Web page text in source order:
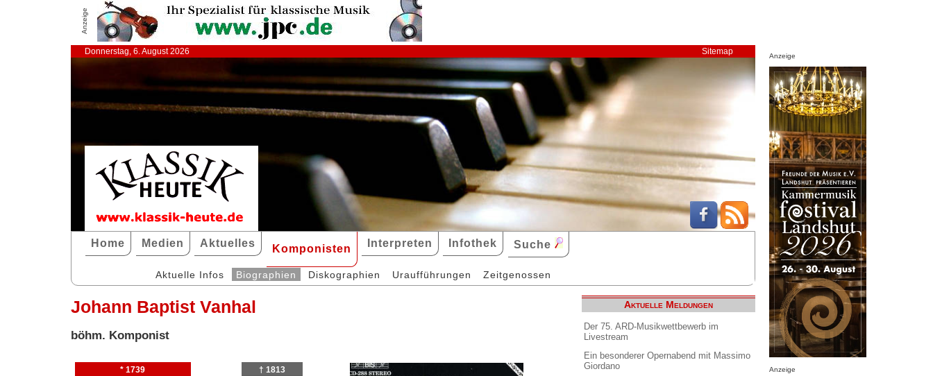
Anzeige
Donnerstag, 6. August 2026 Sitemap
Home Medien Aktuelles Komponisten Interpreten Infothek Suche
Aktuelle Infos Biographien Diskographien Uraufführungen Zeitgenossen
Johann Baptist Vanhal
böhm. Komponist
* 1739 † 1813
Aktuelle Meldungen
Der 75. ARD-Musikwettbewerb im
Livestream
Ein besonderer Opernabend mit Massimo
Giordano
Anzeige
Anzeige